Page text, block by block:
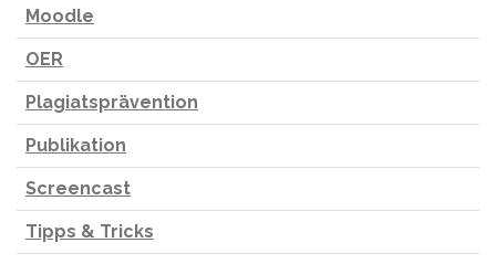
Moodle
OER
Plagiatsprävention
Publikation
Screencast
Tipps & Tricks